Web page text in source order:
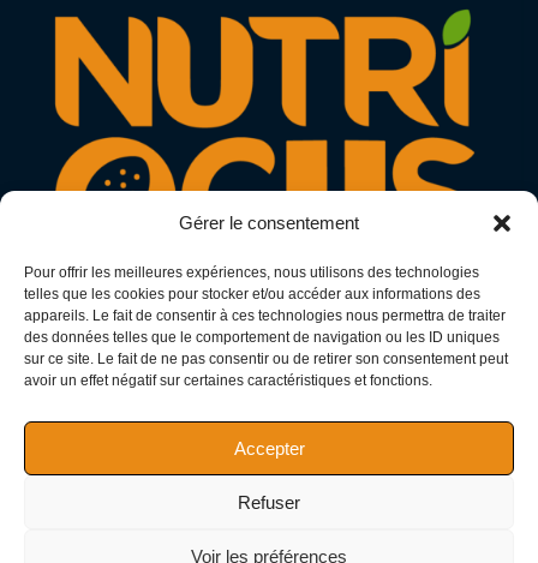
Gérer le consentement
Pour offrir les meilleures expériences, nous utilisons des technologies
telles que les cookies pour stocker et/ou accéder aux informations des
appareils. Le fait de consentir à ces technologies nous permettra de traiter
des données telles que le comportement de navigation ou les ID uniques
sur ce site. Le fait de ne pas consentir ou de retirer son consentement peut
avoir un effet négatif sur certaines caractéristiques et fonctions.
Accepter
Refuser
Voir les préférences
N° Adeli : 11866275
SIREN : 977944412
AJACCIO - 20000